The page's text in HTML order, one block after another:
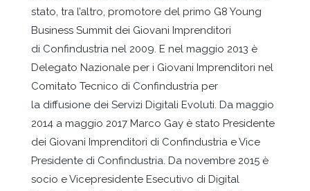
stato, tra l’altro, promotore del primo G8 Young
Business Summit dei Giovani Imprenditori
di Confindustria nel 2009. E nel maggio 2013 è
Delegato Nazionale per i Giovani Imprenditori nel
Comitato Tecnico di Confindustria per
la diffusione dei Servizi Digitali Evoluti. Da maggio
2014 a maggio 2017 Marco Gay è stato Presidente
dei Giovani Imprenditori di Confindustria e Vice
Presidente di Confindustria. Da novembre 2015 è
socio e Vicepresidente Esecutivo di Digital